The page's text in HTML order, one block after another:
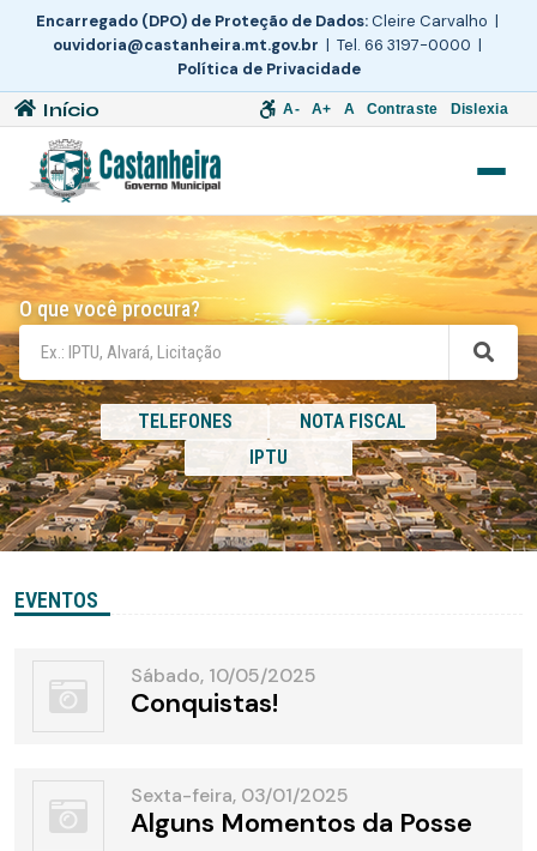
Encarregado (DPO) de Proteção de Dados:Cleire Carvalho |
ouvidoria@castanheira.mt.gov.br | Tel. 66 3197-0000 |
Política de Privacidade
Início A- A+ A Contraste Dislexia
O que você procura?
TELEFONES
NOTA FISCAL
IPTU
EVENTOS
Sábado, 10/05/2025
Conquistas!
Sexta-feira, 03/01/2025
Alguns Momentos da Posse